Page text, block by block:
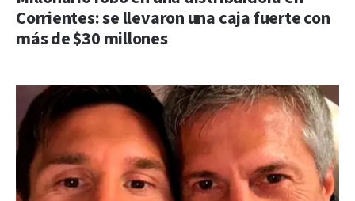
Corrientes: se llevaron una caja fuerte con
más de $30 millones